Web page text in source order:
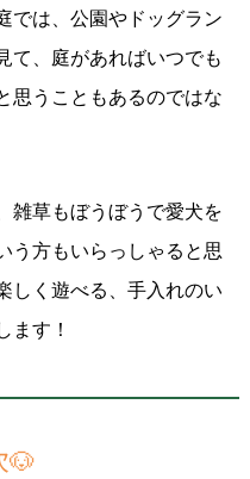
では、公園やドッグラン
て、庭があればいつでも
思うこともあるのではな
雑草もぼうぼうで愛犬を
う方もいらっしゃると思
しく遊べる、手入れのい
ます！
🐶